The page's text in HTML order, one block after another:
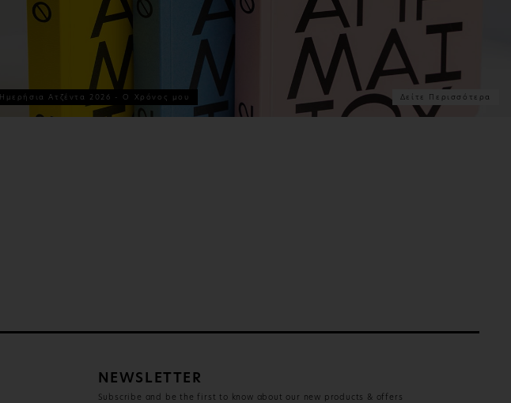
Ημερήσια Ατζέντα 2026 - Ο Χρόνος μου Δείτε Περισσότερα
NEWSLETTER
Subscribe and be the first to know about our new products & offers